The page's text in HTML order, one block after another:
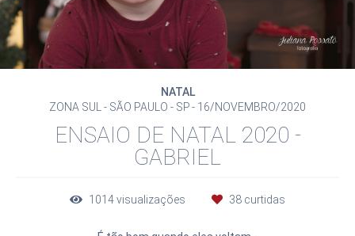
NATAL
ZONA SUL - SÃO PAULO - SP
16/NOVEMBRO/2020
ENSAIO DE NATAL 2020 -
GABRIEL
1014visualizações 38 curtidas